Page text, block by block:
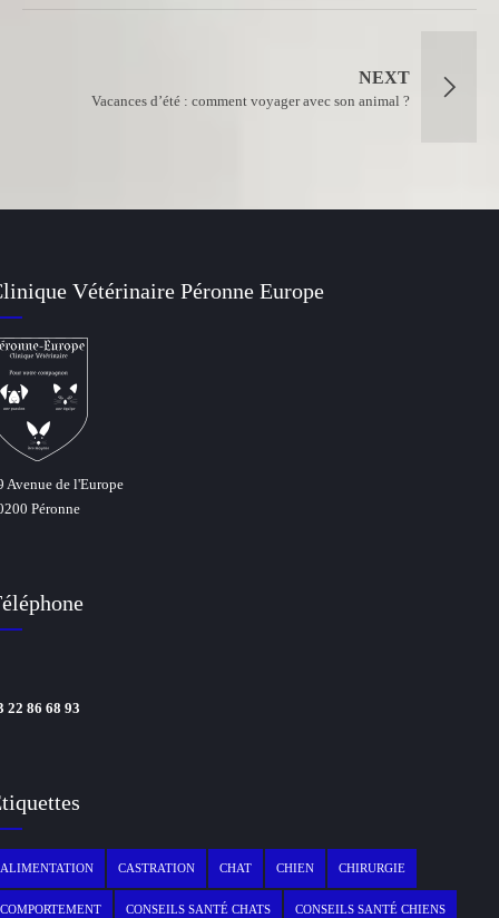
NEXT
Vacances d’été : comment voyager avec son animal ?
Vétérinaire Péronne Europe
Avenue de l'Europe
Péronne
22 86 68 93
ALIMENTATION CASTRATION CHAT CHIEN CHIRURGIE
COMPORTEMENT CONSEILS SANTÉ CHATS CONSEILS SANTÉ CHIENS